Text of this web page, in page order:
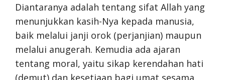
Diantaranya adalah tentang sifat Allah yang
menunjukkan kasih-Nya kepada manusia,
baik melalui janji orok (perjanjian) maupun
melalui anugerah. Kemudia ada ajaran
tentang moral, yaitu sikap kerendahan hati
(demut) dan kesetiaan bagi umat sesama